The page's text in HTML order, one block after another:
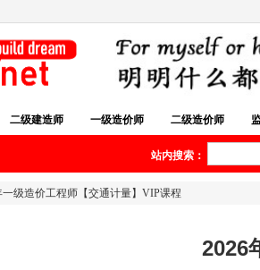
二级建造师 一级造价师 二级造价师
站内搜索：
一级造价工程师【交通计量】VIP课程
2026